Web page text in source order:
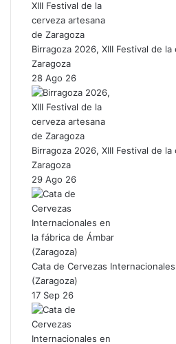
Birragoza 2026, XIII Festival de
Zaragoza
28 Ago 26
Birragoza 2026, XIII Festival de
Zaragoza
29 Ago 26
Cata de Cervezas
(Zaragoza)
17 Sep 26